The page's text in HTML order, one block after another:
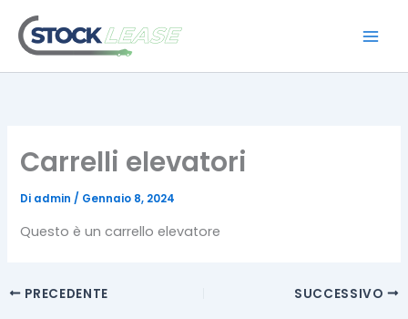
contenuto
Carrelli elevatori
Di admin/ Gennaio 8, 2024
Questo è un carrello elevatore
PRECEDENTE SUCCESSIVO